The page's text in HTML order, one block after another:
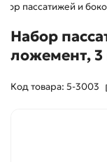
пассатижей и
Набор
ложемент,
Код товара: 5-3003